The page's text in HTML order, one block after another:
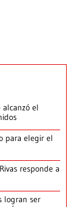
el
para elegir el
responde a
logran ser